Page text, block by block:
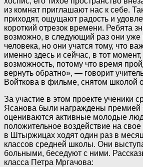
из комнат приглашают нас к себе.
приходят, ощущают радость и
короткий отрезок времени. Ребята
возможно, в следующий раз они уже
человека, но они учатся тому, что
именно здесь и сейчас, в тот момент,
возможность, потому что время
вернуть обратно», — говорит
Войткова в фильме, снятом школой
За участие в этом проекте ученики
Ясанова были награждены премией
оцениваются активные молодые
положительное воздействие на
в Штыржицах ходят один раз в
классов средней школы. Они
больными, беседуют с ними.
класса Петра Мргачова: